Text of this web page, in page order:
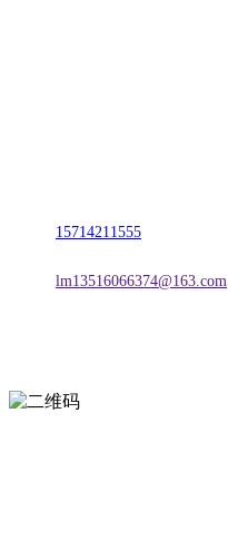
15714211555
lm13516066374@163.com